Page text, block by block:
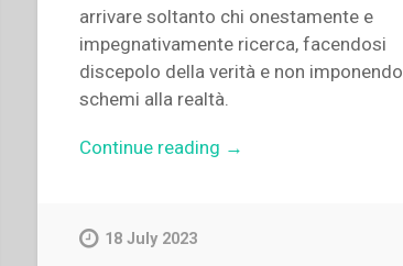
arrivare soltanto chi onestamente e
impegnativamente ricerca, facendosi
discepolo della verità e non imponendo
schemi alla realtà.
Continue reading “Pietro
→
18 July 2023